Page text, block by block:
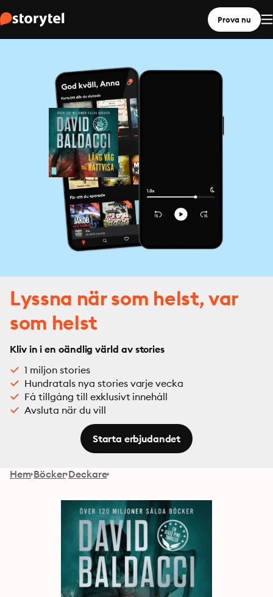
Prova nu
Lyssna när som helst, var
som helst
Kliv in i en oändlig värld av stories
1 miljon stories
Hundratals nya stories varje vecka
Få tillgång till exklusivt innehåll
Avsluta när du vill
Starta erbjudandet
Hem Böcker Deckare